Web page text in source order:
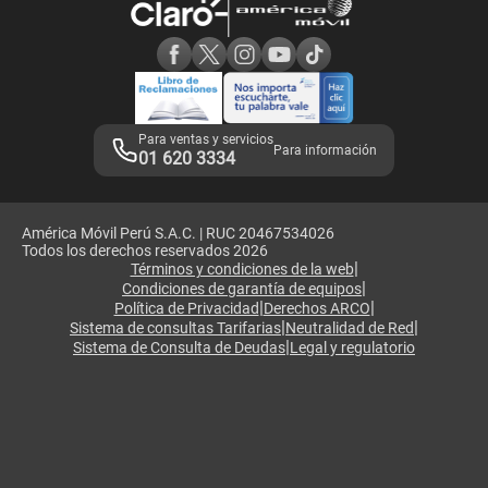
Adquirientes iPhone 6, 6S y SE
Mensaje de Seguridad
Términos y Condiciones de Tienda Claro
Libro de Reclamaciones
Legales de marketplace
Para ventas y servicios
01 620 3334 Para información
América Móvil Perú S.A.C. | RUC 20467534026
Todos los derechos reservados 2026
Términos y condiciones de la web|
Condiciones de garantía de equipos|
Política de Privacidad|Derechos ARCO|
Sistema de consultas Tarifarias|Neutralidad de Red|
Sistema de Consulta de Deudas|Legal y regulatorio